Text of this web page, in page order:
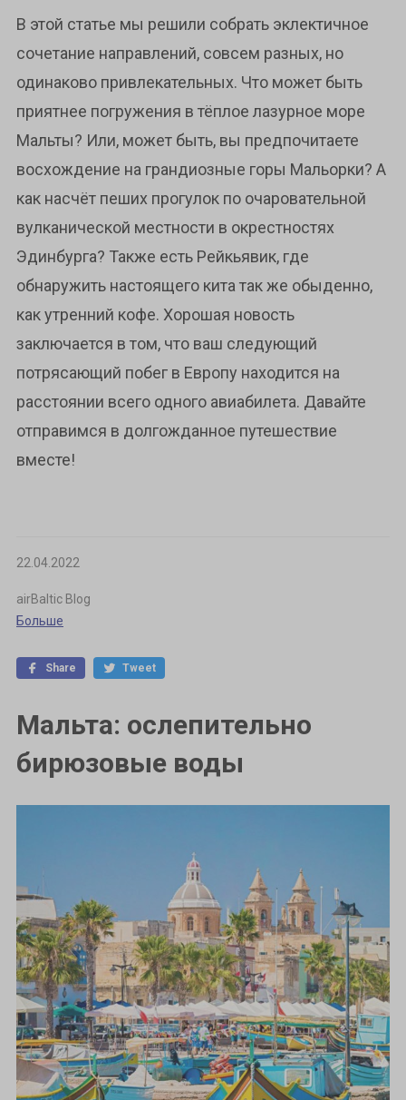
В этой статье мы решили собрать эклектичное
сочетание направлений, совсем разных, но
одинаково привлекательных. Что может быть
приятнее погружения в тёплое лазурное море
Мальты? Или, может быть, вы предпочитаете
восхождение на грандиозные горы Мальорки? А
как насчёт пеших прогулок по очаровательной
вулканической местности в окрестностях
Эдинбурга? Также есть Рейкьявик, где
обнаружить настоящего кита так же обыденно,
как утренний кофе. Хорошая новость
заключается в том, что ваш следующий
потрясающий побег в Европу находится на
расстоянии всего одного авиабилета. Давайте
отправимся в долгожданное путешествие
вместе!
22.04.2022
airBaltic Blog
Больше
Share Tweet
Мальта: ослепительно
бирюзовые воды